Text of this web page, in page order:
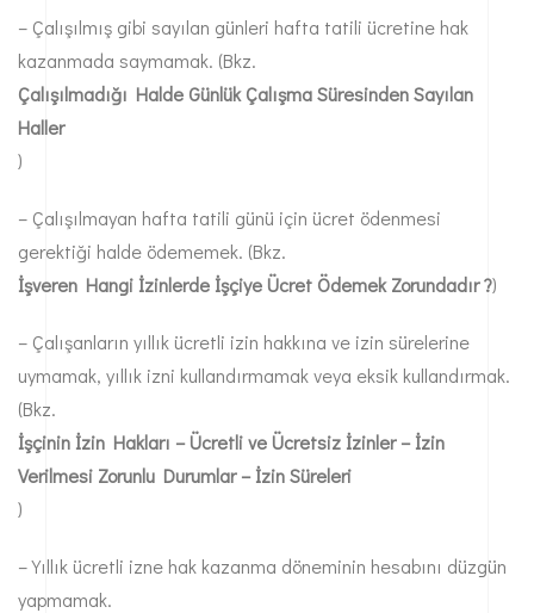
– Çalışılmış gibi sayılan günleri hafta tatili ücretine hak
kazanmada saymamak. (Bkz.
Çalışılmadığı Halde Günlük Çalışma Süresinden Sayılan
Haller
)
– Çalışılmayan hafta tatili günü için ücret ödenmesi
gerektiği halde ödememek. (Bkz.
İşveren Hangi İzinlerde İşçiye Ücret Ödemek Zorundadır ?)
– Çalışanların yıllık ücretli izin hakkına ve izin sürelerine
uymamak, yıllık izni kullandırmamak veya eksik kullandırmak.
(Bkz.
İşçinin İzin Hakları – Ücretli ve Ücretsiz İzinler – İzin
Verilmesi Zorunlu Durumlar – İzin Süreleri
)
– Yıllık ücretli izne hak kazanma döneminin hesabını düzgün
yapmamak.